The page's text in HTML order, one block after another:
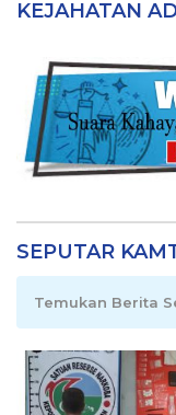
KEJAHATAN
SEPUTAR
Temukan Berita